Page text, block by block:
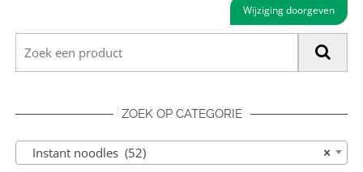
Wijziging doorgeven
ZOEK OP CATEGORIE
×
Instant noodles (52)